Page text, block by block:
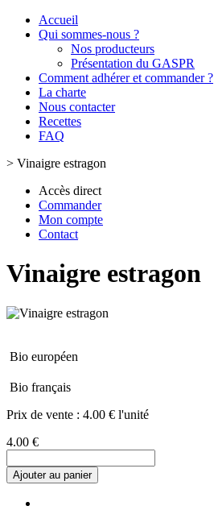
Accueil
Qui sommes-nous ?
Nos producteurs
Présentation du GASPR
Comment adhérer et commander ?
La charte
Nous contacter
Recettes
FAQ
> Vinaigre estragon
Accès direct
Commander
Mon compte
Contact
Vinaigre estragon
Bio européen
Bio français
Prix de vente : 4.00 € l'unité
4.00 €
Ajouter au panier